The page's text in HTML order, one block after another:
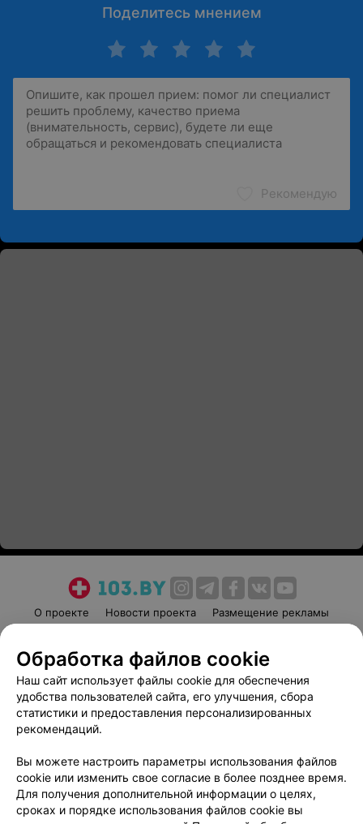
Поделитесь мнением
Рекомендую
О проекте Новости проекта
Размещение рекламы
Пользовательское соглашение
Способы оплаты
Вакансии
Партнеры
Написать руководителю 103.by
Обработка персональных данных
Обработка файлов cookie
Наш сайт использует файлы cookie для обеспечения
удобства пользователей сайта, его улучшения, сбора
статистики и предоставления персонализированных
рекомендаций.
Вы можете настроить параметры использования файлов
cookie или изменить свое согласие в более позднее время.
Для получения дополнительной информации о целях,
сроках и порядке использования файлов cookie вы